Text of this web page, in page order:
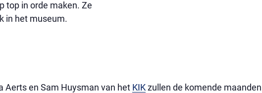
top in orde maken. Ze
in het museum.
Aerts en Sam Huysman van het KIKzullen de komende maanden